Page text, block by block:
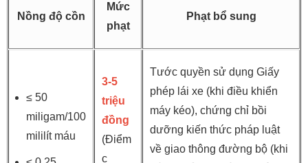
Nồng độ cồn
Mức
phạt
Phạt bổ sung
≤ 50
miligam/100
mililít máu
3-5
triệu
đồng
(Điểm
c
Tước quyền sử dụng Giấy
phép lái xe (khi điều khiển
máy kéo), chứng chỉ bồi
dưỡng kiến thức pháp luật
về giao thông đường bộ (khi